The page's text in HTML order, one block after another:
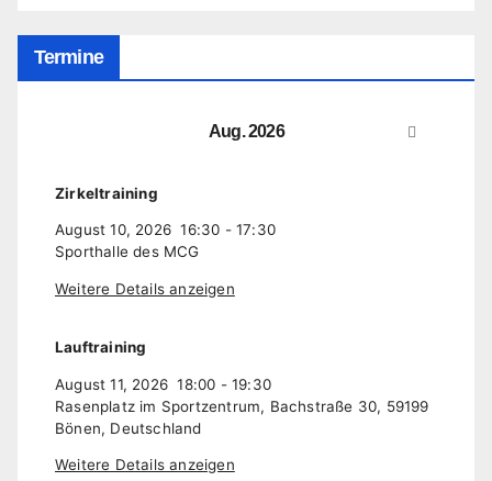
Termine
Aug. 2026
Zirkeltraining
August 10, 2026 16:30 -17:30
Sporthalle des MCG
Weitere Details anzeigen
Lauftraining
August 11, 2026 18:00 -19:30
Rasenplatz im Sportzentrum, Bachstraße 30, 59199
Bönen, Deutschland
Weitere Details anzeigen